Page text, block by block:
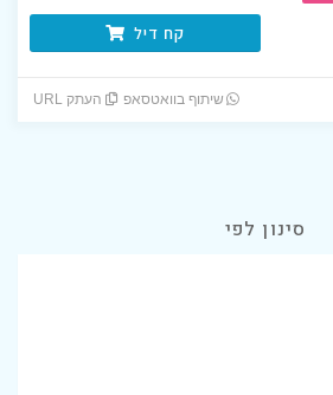
קח דיל
שיתוף בוואטסאפ העתק URL
סינון לפי